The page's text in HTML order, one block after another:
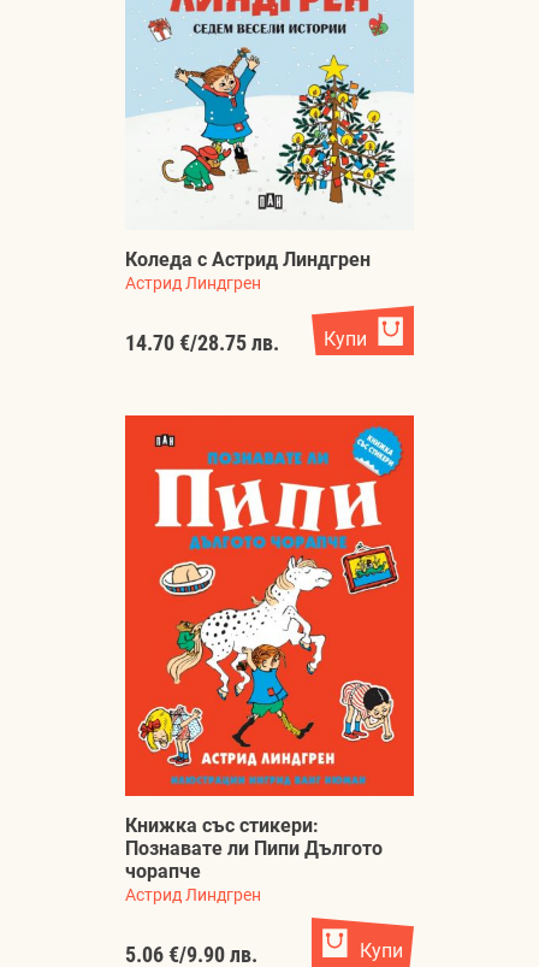
Коледа с Астрид Линдгрен
Астрид Линдгрен
14.70 €/28.75 лв. Купи
Книжка със стикери:
Познавате ли Пипи Дългото
чорапче
Астрид Линдгрен
5.06 €/9.90 лв. Купи